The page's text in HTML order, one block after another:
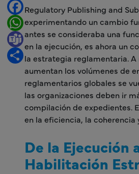
Facebook
WhatsApp
Teams
Share
Regulatory Publishing and
experimentando un cambio
antes se consideraba una
en la ejecución, es ahora un
la estrategia reglamentaria.
aumentan los volúmenes de
reglamentarios globales se
las organizaciones deben ir
compilación de expedientes.
en la eficiencia, la coherencia
De la Ejecución
Habilitación